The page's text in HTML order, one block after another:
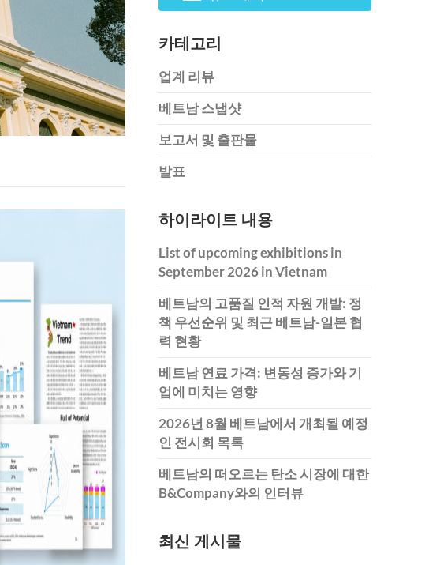
카테고리
업계 리뷰
베트남 스냅샷
보고서 및 출판물
발표
하이라이트 내용
List of upcoming exhibitions in
September 2026 in Vietnam
베트남의 고품질 인적 자원 개발: 정
책 우선순위 및 최근 베트남-일본 협
력 현황
베트남 연료 가격: 변동성 증가와 기
업에 미치는 영향
2026년 8월 베트남에서 개최될 예정
인 전시회 목록
베트남의 떠오르는 탄소 시장에 대한
B&Company와의 인터뷰
최신 게시물